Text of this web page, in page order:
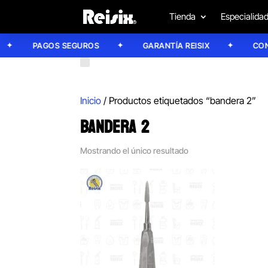
Tienda
PAGOS SEGUROS GARANTÍA REISIX
Inicio / Productos etiquetados “bandera 2”
BANDERA 2
Mostrando el único resultado